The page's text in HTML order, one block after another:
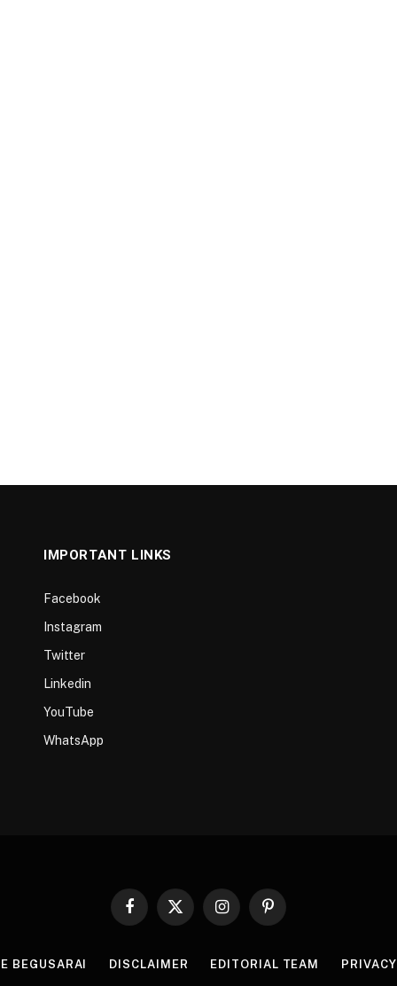
IMPORTANT LINKS
Facebook
Instagram
Twitter
Linkedin
YouTube
WhatsApp
Facebook
X
InstagramPinterest
BEGUSARAI DISCLAIMER EDITORIAL TEAM